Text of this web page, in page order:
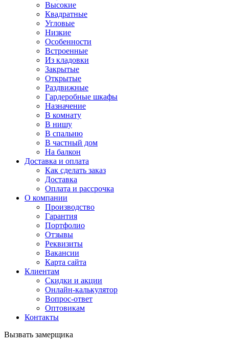
Высокие
Квадратные
Угловые
Низкие
Особенности
Встроенные
Из кладовки
Закрытые
Открытые
Раздвижные
Гардеробные шкафы
Назначение
В комнату
В нишу
В спальню
В частный дом
На балкон
Доставка и оплата
Как сделать заказ
Доставка
Оплата и рассрочка
О компании
Производство
Гарантия
Портфолио
Отзывы
Реквизиты
Вакансии
Карта сайта
Клиентам
Скидки и акции
Онлайн-калькулятор
Вопрос-ответ
Оптовикам
Контакты
Вызвать замерщика